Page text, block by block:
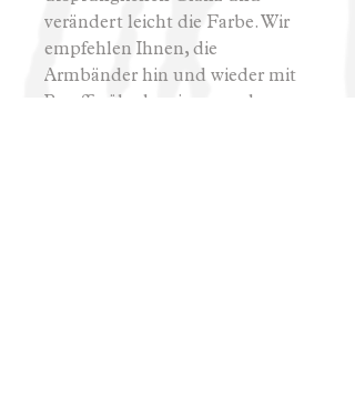
verändert leicht die Farbe. Wir
empfehlen Ihnen, die
Armbänder hin und wieder mit